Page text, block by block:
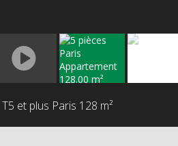
T5 et plus Paris 128 m²